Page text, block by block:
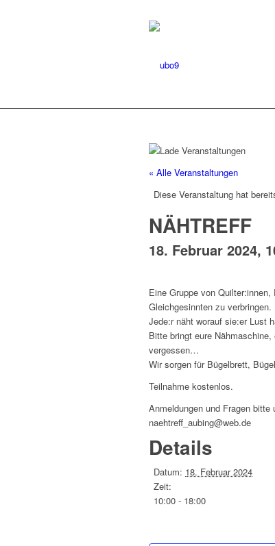
« Alle Veranstaltungen
Diese Veranstaltung hat
NÄHTREFF
18. Februar 2024,
Eine Gruppe von
Gleichgesinnten zu verbringen.
Jede:r näht worauf sie:er Lust
Bitte bringt eure
vergessen…
Wir sorgen für Bügelbrett,
Teilnahme kostenlos.
Anmeldungen und Fragen bitte
naehtreff_aubing@web.de
Details
Datum: 18. Februar 2024
Zeit:
10:00 - 18:00